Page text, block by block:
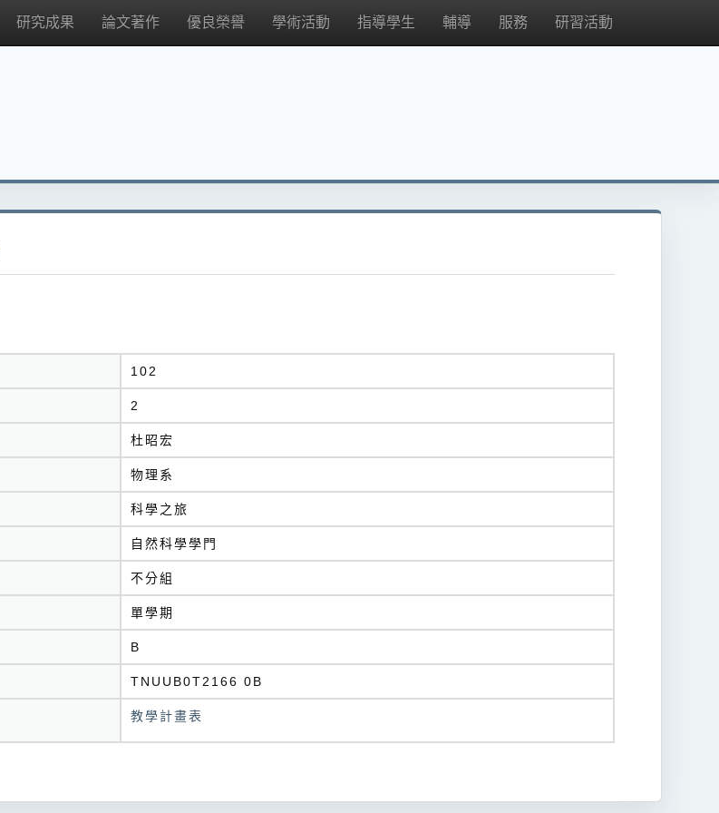
研究成果 論文著作 優良榮譽 學術活動 指導學生 輔導 服務 研習活動
102
2
杜昭宏
物理系
科學之旅
自然科學學門
不分組
單學期
B
TNUUB0T2166 0B
教學計畫表